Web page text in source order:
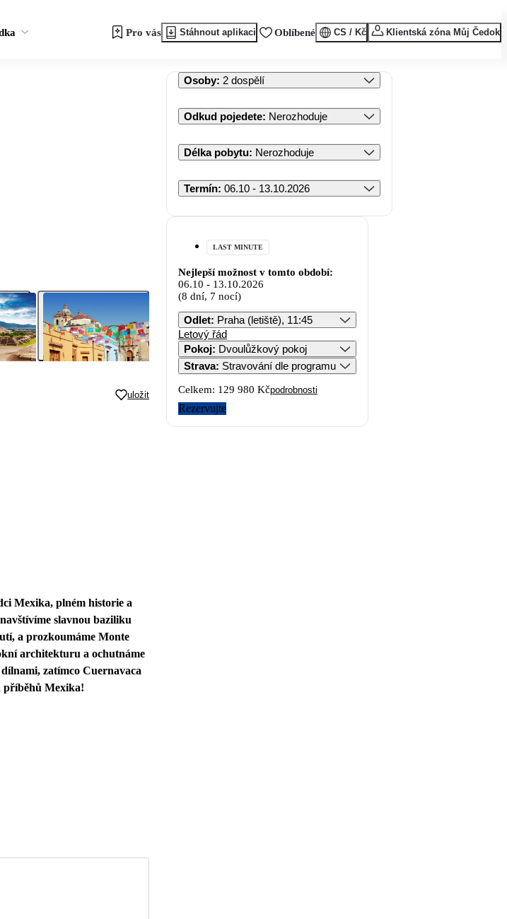
Pro vás Stáhnout aplikaci Oblíbené CS / Kč Klientská zóna Můj Čedok
uložit
Mexika, plném historie a
slavnou baziliku
a prozkoumáme Monte
architekturu a ochutnáme
zatímco Cuernavaca
příběhů Mexika!
Osoby: 2 dospělí
Odkud pojedete: Nerozhoduje
Délka pobytu: Nerozhoduje
Termín: 06.10 - 13.10.2026
LAST MINUTE
Nejlepší možnost v tomto období:
06.10 - 13.10.2026
(8 dní, 7 nocí)
Odlet: Praha (letiště), 11:45
Letový řád
Pokoj: Dvoulůžkový pokoj
Strava: Stravování dle programu
Celkem: 129 980 Kčpodrobnosti
Rezervujte